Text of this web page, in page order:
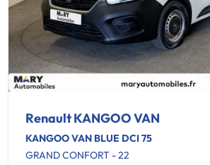
Renault KANGOO VAN
KANGOO VAN BLUE DCI 75
GRAND CONFORT - 22